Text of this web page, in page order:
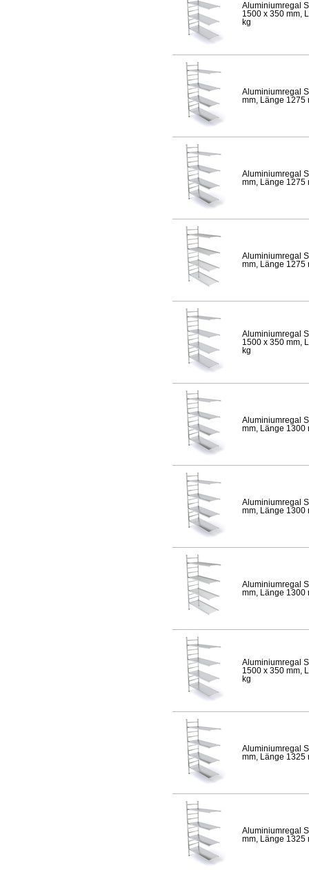
Aluminiumregal
1500 x 350 mm,
kg
Aluminiumregal
mm, Länge 1275
Aluminiumregal
mm, Länge 1275
Aluminiumregal
mm, Länge 1275
Aluminiumregal
1500 x 350 mm,
kg
Aluminiumregal
mm, Länge 1300
Aluminiumregal
mm, Länge 1300
Aluminiumregal
mm, Länge 1300
Aluminiumregal
1500 x 350 mm,
kg
Aluminiumregal
mm, Länge 1325
Aluminiumregal
mm, Länge 1325